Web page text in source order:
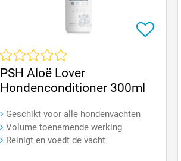
Gemiddelde waardering van 0 van 5 sterren
PSH Aloë Lover
Hondenconditioner 300ml
Geschikt voor alle hondenvachten
Volume toenemende werking
Reinigt en voedt de vacht